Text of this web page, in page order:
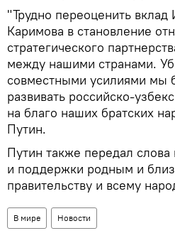
"Трудно переоценить
Каримова в становление
стратегического
между нашими странами.
совместными усилиями мы
развивать российско-
на благо наших братских
Путин.
Путин также передал слова
и поддержки родным и
правительству и всему
В мире Новости